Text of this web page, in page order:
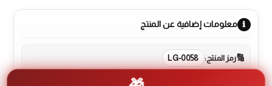
معلومات إضافية عن المنتج
رمز المنتج: LG-0058